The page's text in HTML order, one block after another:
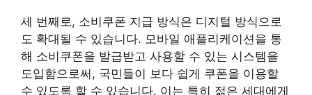
세 번째로, 소비쿠폰 지급 방식은 디지털 방식으로
도 확대될 수 있습니다. 모바일 애플리케이션을 통
해 소비쿠폰을 발급받고 사용할 수 있는 시스템을
도입함으로써, 국민들이 보다 쉽게 쿠폰을 이용할
수 있도록 할 수 있습니다. 이는 특히 젊은 세대에게